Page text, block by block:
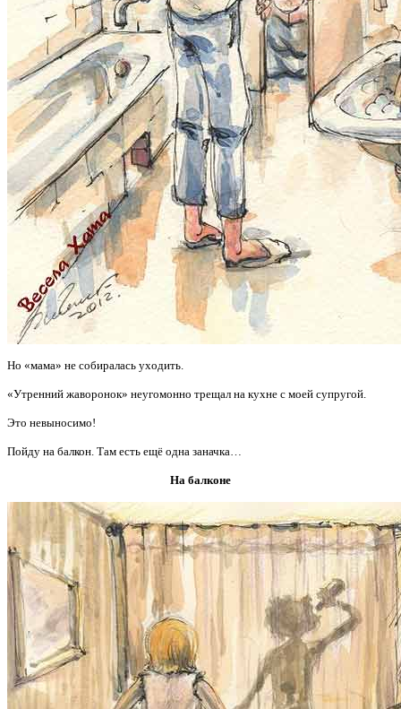
Но «мама» не собиралась уходить.
«Утренний жаворонок» неугомонно трещал на кухне с моей супругой.
Это невыносимо!
Пойду на балкон. Там есть ещё одна заначка…
На балконе